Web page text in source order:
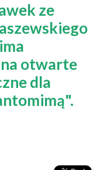
ze
otwarte
dla